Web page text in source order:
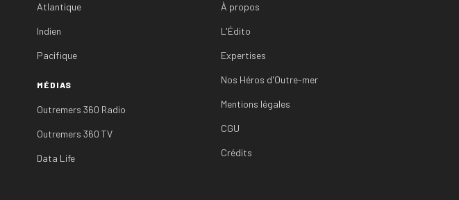
Atlantique
Indien
Pacifique
MÉDIAS
Outremers 360 Radio
Outremers 360 TV
Data Life
À propos
L'Édito
Expertises
Nos Héros d'Outre-mer
Mentions légales
CGU
Crédits